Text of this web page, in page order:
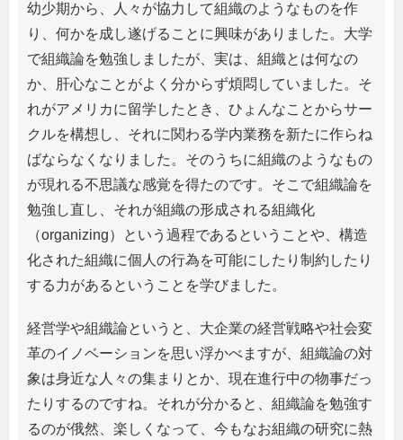
幼少期から、人々が協力して組織のようなものを作
り、何かを成し遂げることに興味がありました。大学
で組織論を勉強しましたが、実は、組織とは何なの
か、肝心なことがよく分からず煩悶していました。そ
れがアメリカに留学したとき、ひょんなことからサー
クルを構想し、それに関わる学内業務を新たに作らね
ばならなくなりました。そのうちに組織のようなもの
が現れる不思議な感覚を得たのです。そこで組織論を
勉強し直し、それが組織の形成される組織化
（organizing）という過程であるということや、構造
化された組織に個人の行為を可能にしたり制約したり
する力があるということを学びました。
経営学や組織論というと、大企業の経営戦略や社会変
革のイノベーションを思い浮かべますが、組織論の対
象は身近な人々の集まりとか、現在進行中の物事だっ
たりするのですね。それが分かると、組織論を勉強す
るのが俄然、楽しくなって、今もなお組織の研究に熱